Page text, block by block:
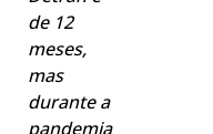
de 12
meses,
mas
durante a
pandemia